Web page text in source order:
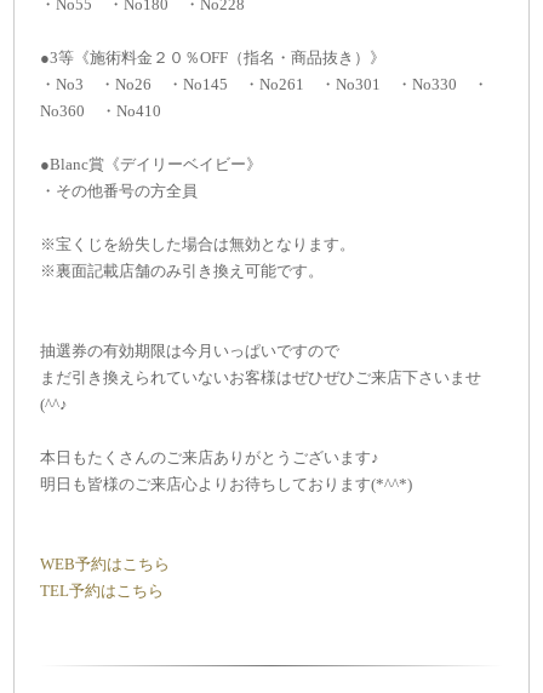
・No55 ・No180 ・No228
●3等《施術料金２０％OFF（指名・商品抜き）》
・No3 ・No26 ・No145 ・No261 ・No301 ・No330 ・
No360 ・No410
●Blanc賞《デイリーベイビー》
・その他番号の方全員
※宝くじを紛失した場合は無効となります。
※裏面記載店舗のみ引き換え可能です。
抽選券の有効期限は今月いっぱいですので
まだ引き換えられていないお客様はぜひぜひご来店下さいませ
(^^♪
本日もたくさんのご来店ありがとうございます♪
明日も皆様のご来店心よりお待ちしております(*^^*)
WEB予約はこちら
TEL予約はこちら